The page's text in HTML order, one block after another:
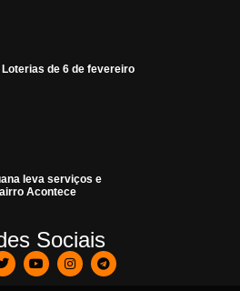
de 6 de fevereiro
leva serviços e
Acontece
Sociais